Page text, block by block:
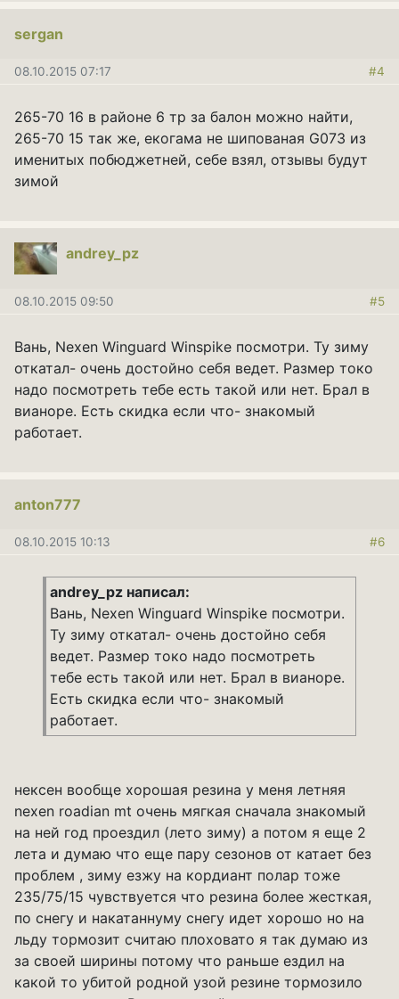
sergan
08.10.2015 07:17 #4
265-70 16 в районе 6 тр за балон можно найти,
265-70 15 так же, екогама не шипованая G073 из
именитых побюджетней, себе взял, отзывы будут
зимой
andrey_pz
08.10.2015 09:50 #5
Вань, Nexen Winguard Winspike посмотри. Ту зиму
откатал- очень достойно себя ведет. Размер токо
надо посмотреть тебе есть такой или нет. Брал в
вианоре. Есть скидка если что- знакомый
работает.
anton777
08.10.2015 10:13 #6
andrey_pz написал:
Вань, Nexen Winguard Winspike посмотри.
Ту зиму откатал- очень достойно себя
ведет. Размер токо надо посмотреть
тебе есть такой или нет. Брал в вианоре.
Есть скидка если что- знакомый
работает.
нексен вообще хорошая резина у меня летняя
nexen roadian mt очень мягкая сначала знакомый
на ней год проездил (лето зиму) а потом я еще 2
лета и думаю что еще пару сезонов от катает без
проблем , зиму езжу на кордиант полар тоже
235/75/15 чувствуется что резина более жесткая,
по снегу и накатаннуму снегу идет хорошо но на
льду тормозит считаю плоховато я так думаю из
за своей ширины потому что раньше ездил на
какой то убитой родной узой резине тормозило